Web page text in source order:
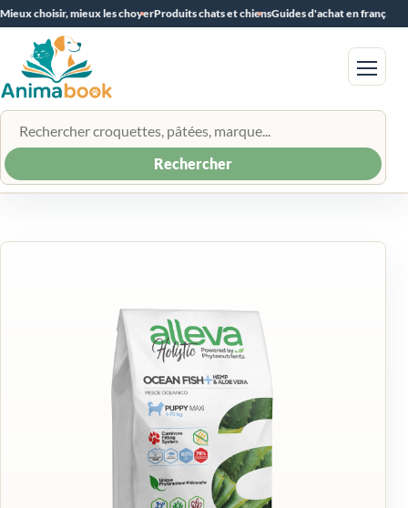
Mieux choisir, mieux les choyerProduits chats et chiensGuides d'achat en français
Rechercher un produit
Rechercher
Menu